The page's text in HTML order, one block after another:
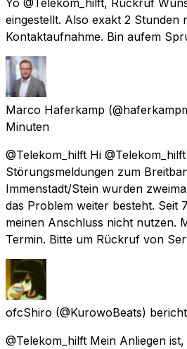
eingestellt. Also exakt 2 Stunden
Kontaktaufnahme. Bin aufem
Marco Haferkamp
Minuten
@Telekom_hilft Hi
Störungsmeldungen zum
Immenstadt/Stein wurden
das Problem weiter besteht. Seit
meinen Anschluss nicht nutzen.
Termin. Bitte um Rückruf von
ofcShiro (@KurowoBeats)
@Telekom_hilft Mein Anliegen